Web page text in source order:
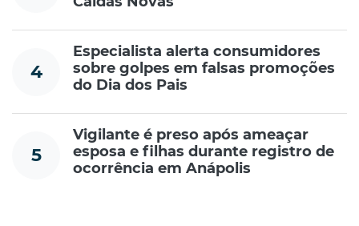
4
Especialista alerta consumidores
sobre golpes em falsas promoções
do Dia dos Pais
5
Vigilante é preso após ameaçar
esposa e filhas durante registro de
ocorrência em Anápolis